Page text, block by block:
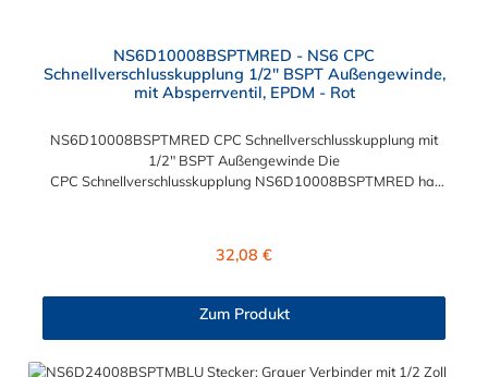
NS6D10008BSPTMRED - NS6 CPC
Schnellverschlusskupplung 1/2" BSPT Außengewinde,
mit Absperrventil, EPDM - Rot
NS6D10008BSPTMRED CPC Schnellverschlusskupplung mit
1/2" BSPT Außengewinde Die
CPC Schnellverschlusskupplung NS6D10008BSPTMRED hat
Polypropylen (PP) und der Dichtring ist aus EPDM. Das
Max. Betriebsdruck: Vakuum bis 8,3 bar Max.
NS6-Serie kombinieren.
Regulärer Preis:
32,08 €
Zum Produkt